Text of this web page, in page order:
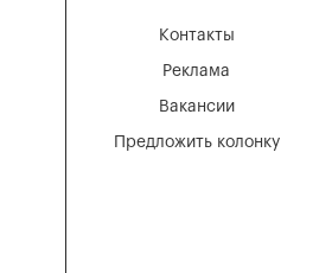
Вакансии
Реклама
Контакты
Предложить колонку